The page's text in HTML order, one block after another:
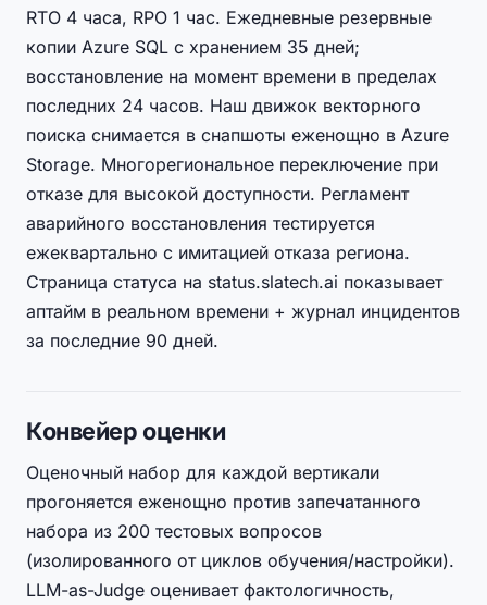
RTO 4 часа, RPO 1 час. Ежедневные резервные
копии Azure SQL с хранением 35 дней;
восстановление на момент времени в пределах
последних 24 часов. Наш движок векторного
поиска снимается в снапшоты еженощно в Azure
Storage. Многорегиональное переключение при
отказе для высокой доступности. Регламент
аварийного восстановления тестируется
ежеквартально с имитацией отказа региона.
Страница статуса на status.slatech.ai показывает
аптайм в реальном времени + журнал инцидентов
за последние 90 дней.
Конвейер оценки
Оценочный набор для каждой вертикали
прогоняется еженощно против запечатанного
набора из 200 тестовых вопросов
(изолированного от циклов обучения/настройки).
LLM-as-Judge оценивает фактологичность,